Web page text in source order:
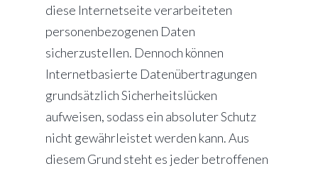
diese Internetseite verarbeiteten
personenbezogenen Daten
sicherzustellen. Dennoch können
Internetbasierte Datenübertragungen
grundsätzlich Sicherheitslücken
aufweisen, sodass ein absoluter Schutz
nicht gewährleistet werden kann. Aus
diesem Grund steht es jeder betroffenen